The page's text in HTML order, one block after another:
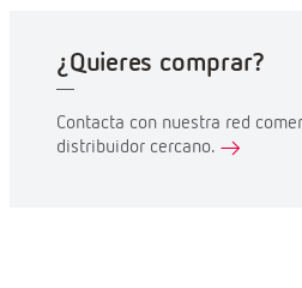
¿Quieres comprar?
Contacta con nuestra red
distribuidor cercano.